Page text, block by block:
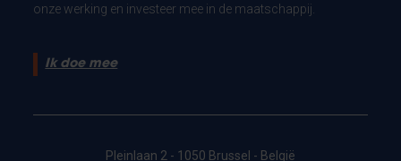
onze werking en investeer mee in de maatschappij.
Ik doe mee
Pleinlaan 2 - 1050 Brussel - België